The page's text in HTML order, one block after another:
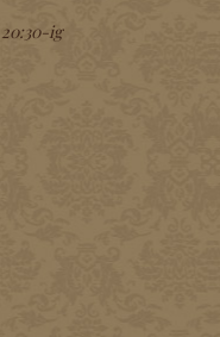
20:30-ig